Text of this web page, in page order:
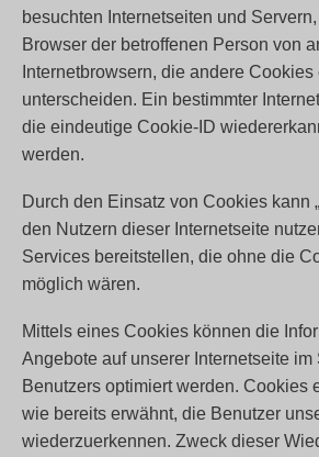
besuchten Internetseiten und
Browser der betroffenen Person von
Internetbrowsern, die andere Cookies
unterscheiden. Ein bestimmter
die eindeutige Cookie-ID
werden.
Durch den Einsatz von Cookies kann
den Nutzern dieser Internetseite
Services bereitstellen, die ohne die
möglich wären.
Mittels eines Cookies können die
Angebote auf unserer Internetseite im
Benutzers optimiert werden. Cookies
wie bereits erwähnt, die Benutzer
wiederzuerkennen. Zweck dieser